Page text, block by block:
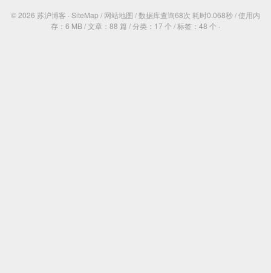
© 2026 苏沪博客 · SiteMap / 网站地图 /数据库查询68次 耗时0.068秒/使用内
存：6 MB/文章：88 篇 /分类：17 个 /标签：48 个 ·